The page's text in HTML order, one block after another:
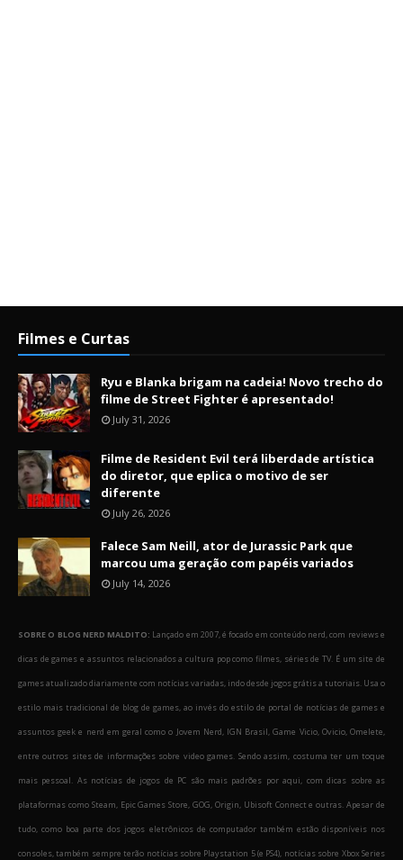
Filmes e Curtas
Ryu e Blanka brigam na cadeia! Novo trecho do
filme de Street Fighter é apresentado!
July 31, 2026
Filme de Resident Evil terá liberdade artística
do diretor, que eplica o motivo de ser
diferente
July 26, 2026
Falece Sam Neill, ator de Jurassic Park que
marcou uma geração com papéis variados
July 14, 2026
SOBRE O BLOG NERD MALDITO: Lançado em 2007, é focado em conteúdo nerd, com reviews e
dicas de games e assuntos relacionados a cultura pop como filmes, séries de TV. É um site de
games atualizado diariamente com notícias variadas, indo desde jogos grátis a tutoriais. Usa o
estilo mais tradicional de blog de games, ao invés do estilo de portal de notícias de games e
assuntos geek e nerd em geral como o Jovem Nerd, IGN Brasil, Game Vicio, Ovicio, Omelete,
entre outros sites de informações sobre video games. Sendo assim, costuma ter um toque
mais pessoal. As notícias de jogos de PC são mais padrões por aqui, com dicas sobre as
plataformas como Steam, Epic Games Store, GOG, Origin, Ubisoft Connect e outras. Apesar de
tudo, como boa parte dos jogos eletrônicos de computador também estão disponíveis nos
consoles, também sempre terão notícias sobre Playstation 5 (e PS4), notícias sobre Xbox Series